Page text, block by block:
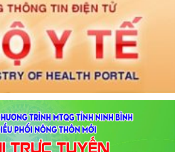
CÁC ĐỊA ĐIỂM NGUY CƠ CẦN
BÁO KHẨN CỦA BỘ Y TẾ)
-Ngày hiệu lực: (06/07/2021)
CÁC ĐỊA ĐIỂM NGUY CƠ CẦN
BÁO KHẨN CỦA BỘ Y TẾ)
-Ngày hiệu lực: (02/07/2021)